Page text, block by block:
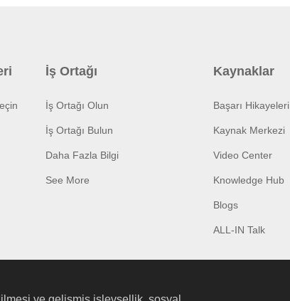
İş Ortağı
İş Ortağı Olun
İş Ortağı Bulun
Daha Fazla Bilgi
See More
Kaynaklar
Başarı Hikayeleri
Kaynak Merkezi
Video Center
Knowledge Hub
Blogs
ALL-IN Talk